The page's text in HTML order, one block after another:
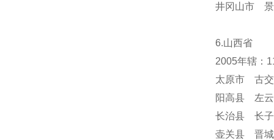
井冈山市
6.山西省
2005年辖：
太原市 古
阳高县 左
长治县 长
壶关县 晋